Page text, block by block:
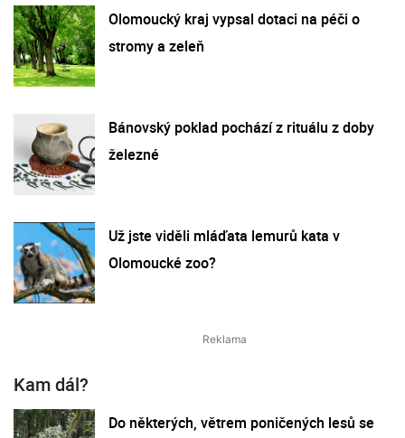
Olomoucký kraj vypsal dotaci na péči o
stromy a zeleň
Bánovský poklad pochází z rituálu z doby
železné
Už jste viděli mláďata lemurů kata v
Olomoucké zoo?
Kam dál?
Do některých, větrem poničených lesů se